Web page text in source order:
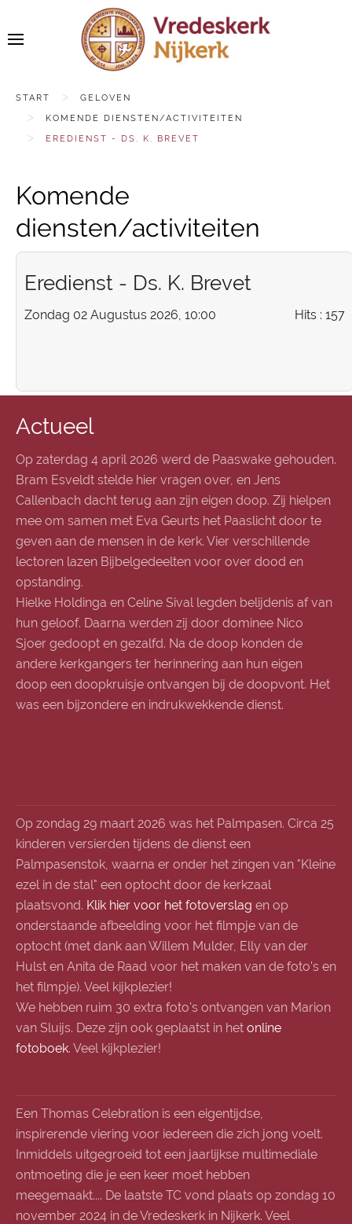
START
GELOVEN
KOMENDE DIENSTEN/ACTIVITEITEN
EREDIENST - DS. K. BREVET
Komende
diensten/activiteiten
Eredienst - Ds. K. Brevet
Zondag 02 Augustus 2026, 10:00 Hits: 157
Actueel
Op zaterdag 4 april 2026 werd de Paaswake gehouden.
Bram Esveldt stelde hier vragen over, en Jens
Callenbach dacht terug aan zijn eigen doop. Zij hielpen
mee om samen met Eva Geurts het Paaslicht door te
geven aan de mensen in de kerk. Vier verschillende
lectoren lazen Bijbelgedeelten voor over dood en
opstanding.
Hielke Holdinga en Celine Sival legden belijdenis af van
hun geloof. Daarna werden zij door dominee Nico
Sjoer gedoopt en gezalfd. Na de doop konden de
andere kerkgangers ter herinnering aan hun eigen
doop een doopkruisje ontvangen bij de doopvont. Het
was een bijzondere en indrukwekkende dienst.
Op zondag 29 maart 2026 was het Palmpasen. Circa 25
kinderen versierden tijdens de dienst een
Palmpasenstok, waarna er onder het zingen van "Kleine
ezel in de stal" een optocht door de kerkzaal
plaatsvond. Klik hier voor het fotoverslag en op
onderstaande afbeelding voor het filmpje van de
optocht (met dank aan Willem Mulder, Elly van der
Hulst en Anita de Raad voor het maken van de foto's en
het filmpje). Veel kijkplezier!
We hebben ruim 30 extra foto's ontvangen van Marion
van Sluijs. Deze zijn ook geplaatst in het online
fotoboek. Veel kijkplezier!
Een Thomas Celebration is een eigentijdse,
inspirerende viering voor iedereen die zich jong voelt.
Inmiddels uitgegroeid tot een jaarlijkse multimediale
ontmoeting die je een keer moet hebben
meegemaakt.... De laatste TC vond plaats op zondag 10
november 2024 in de Vredeskerk in Nijkerk. Veel